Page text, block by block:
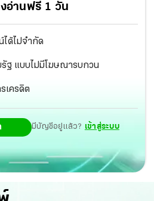
อ่านฟรี 1 วัน
ได้ไม่จำกัด
รัฐ แบบไม่มีโฆษณารบกวน
เครดิต
มีบัญชีอยู่แล้ว? เข้าสู่ระบบ